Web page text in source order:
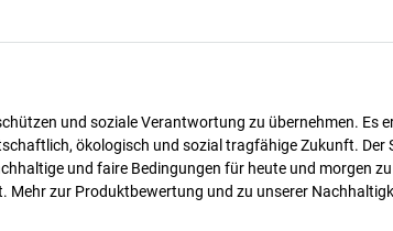
und soziale Verantwortung zu übernehmen. Es
ökologisch und sozial tragfähige Zukunft. Der
und faire Bedingungen für heute und morgen
Mehr zur Produktbewertung und zu unserer